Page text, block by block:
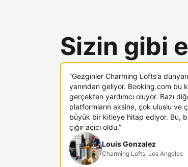
Sizin gibi
“Gezginler Charming Lofts’a
yanından geliyor. Booking.com bu
gerçekten yardımcı oluyor. Bazı
platformların aksine, çok uluslu ve
büyük bir kitleye hitap ediyor. Bu,
çığır açıcı oldu.”
Louis Gonzalez
Charming Lofts, Los Angeles